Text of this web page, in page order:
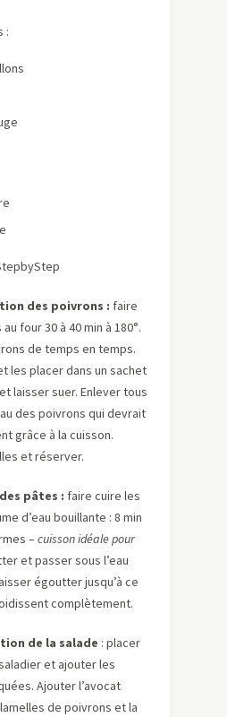
:
des poivrons : faire
four 30 à 40 min à 180°.
de temps en temps.
les placer dans un sachet
laisser suer. Enlever tous
des poivrons qui devrait
grâce à la cuisson.
et réserver.
pâtes : faire cuire les
d’eau bouillante : 8 min
–cuisson idéale pour
et passer sous l’eau
égoutter jusqu’à ce
complètement.
de la salade : placer
et ajouter les
Ajouter l’avocat
de poivrons et la